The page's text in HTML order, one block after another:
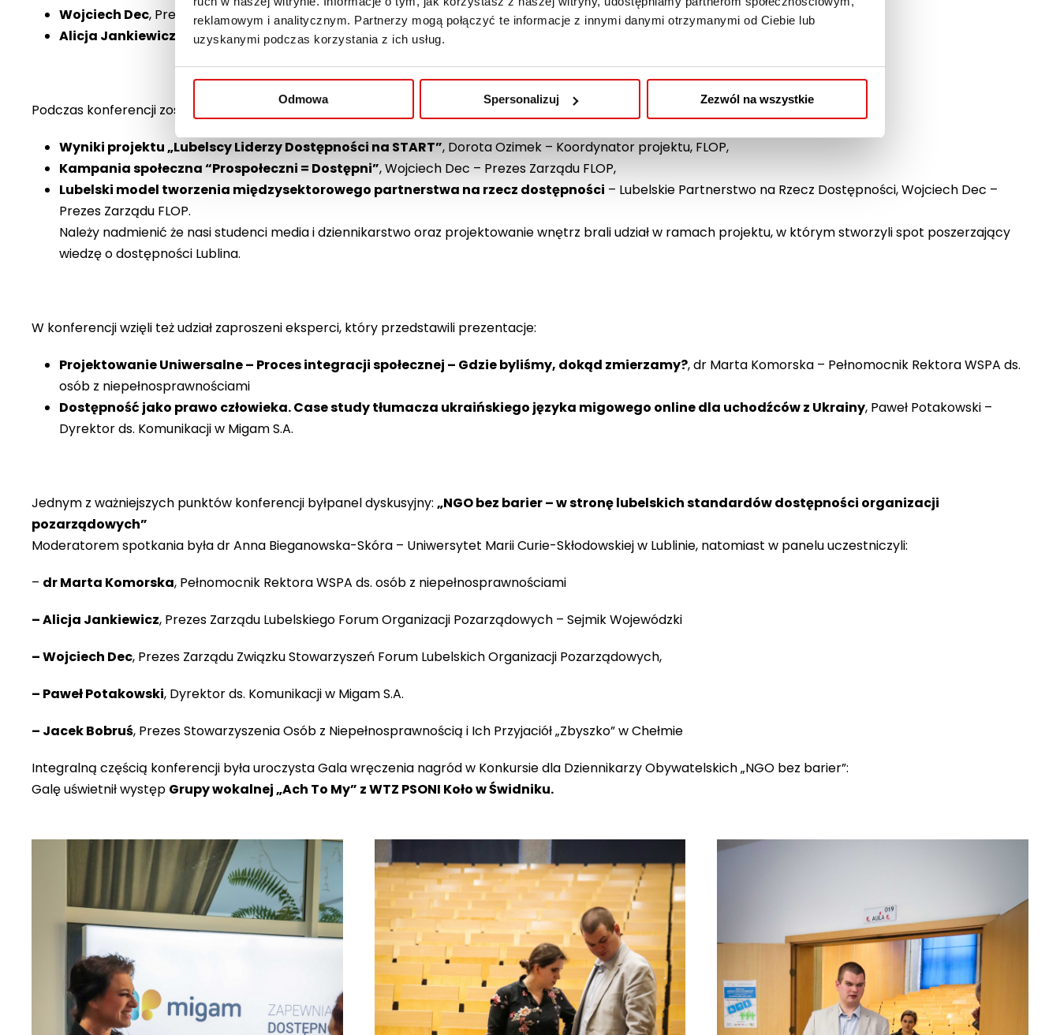
reklamowym i analitycznym. Partnerzy mogą połączyć te informacje z innymi danymi otrzymanymi od Ciebie lub
uzyskanymi podczas korzystania z ich usług.
Odmowa Spersonalizuj Zezwól na wszystkie
Wojciech Dec, Prezes Zarządu Związku Stowarzyszeń Forum Lubelskich Organizacji Pozarządowych (FLOP),
Alicja Jankiewicz , Prezes Zarządu Lubelskiego Forum Organizacji Osób Niepełnosprawnych – Sejmik Wojewódzki (LFOON).
Podczas konferencji zostały zaprezentowane wyniki projektu „Lubelscy Liderzy Dostępności na START”:
Wyniki projektu „Lubelscy Liderzy Dostępności na START”, Dorota Ozimek – Koordynator projektu, FLOP,
Kampania społeczna “Prospołeczni = Dostępni”, Wojciech Dec – Prezes Zarządu FLOP,
Lubelski model tworzenia międzysektorowego partnerstwa na rzecz dostępności – Lubelskie Partnerstwo na Rzecz Dostępności, Wojciech Dec –
Prezes Zarządu FLOP.
Należy nadmienić że nasi studenci media i dziennikarstwo oraz projektowanie wnętrz brali udział w ramach projektu, w którym stworzyli spot poszerzający
wiedzę o dostępności Lublina.
W konferencji wzięli też udział zaproszeni eksperci, który przedstawili prezentacje:
Projektowanie Uniwersalne – Proces integracji społecznej – Gdzie byliśmy, dokąd zmierzamy?, dr Marta Komorska – Pełnomocnik Rektora WSPA ds.
osób z niepełnosprawnościami
Dostępność jako prawo człowieka. Case study tłumacza ukraińskiego języka migowego online dla uchodźców z Ukrainy, Paweł Potakowski –
Dyrektor ds. Komunikacji w Migam S.A.
Jednym z ważniejszych punktów konferencji byłpanel dyskusyjny: „NGO bez barier – w stronę lubelskich standardów dostępności organizacji
pozarządowych”
Moderatorem spotkania była dr Anna Bieganowska-Skóra – Uniwersytet Marii Curie-Skłodowskiej w Lublinie, natomiast w panelu uczestniczyli:
– dr Marta Komorska, Pełnomocnik Rektora WSPA ds. osób z niepełnosprawnościami
– Alicja Jankiewicz, Prezes Zarządu Lubelskiego Forum Organizacji Pozarządowych – Sejmik Wojewódzki
– Wojciech Dec, Prezes Zarządu Związku Stowarzyszeń Forum Lubelskich Organizacji Pozarządowych,
– Paweł Potakowski, Dyrektor ds. Komunikacji w Migam S.A.
– Jacek Bobruś, Prezes Stowarzyszenia Osób z Niepełnosprawnością i Ich Przyjaciół „Zbyszko” w Chełmie
Integralną częścią konferencji była uroczysta Gala wręczenia nagród w Konkursie dla Dziennikarzy Obywatelskich „NGO bez barier”:
Galę uświetnił występ Grupy wokalnej „Ach To My” z WTZ PSONI Koło w Świdniku.